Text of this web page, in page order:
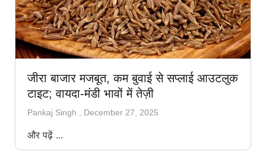
जीरा बाजार मजबूत, कम बुवाई से सप्लाई आउटलुक
टाइट; वायदा-मंडी भावों में तेज़ी
Pankaj Singh December 27, 2025
और पढ़ें ...